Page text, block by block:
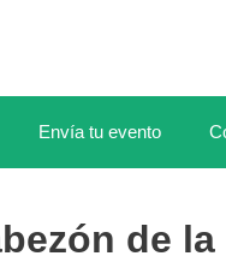
Envía tu evento
de la